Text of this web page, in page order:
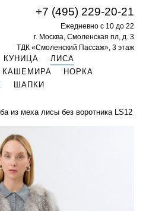
КУНИЦА
ЛИСА
КАШЕМИРА
НОРКА
ШАПКИ
+7 (495) 229-20-21
Ежедневно с 10 до 22
г. Москва, Смоленская пл, д. 3
ТДК «Смоленский Пассаж», 3 этаж
из меха лисы без воротника LS12